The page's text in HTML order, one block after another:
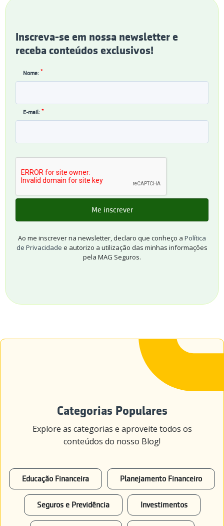
Inscreva-se em nossa newsletter e
receba conteúdos exclusivos!
Nome: *
E-mail: *
Ao me inscrever na newsletter, declaro que conheço a Política
de Privacidade e autorizo a utilização das minhas informações
pela MAG Seguros.
Categorias Populares
Explore as categorias e aproveite todos os
conteúdos do nosso Blog!
Educação Financeira Planejamento Financeiro
Seguros e Previdência Investimentos